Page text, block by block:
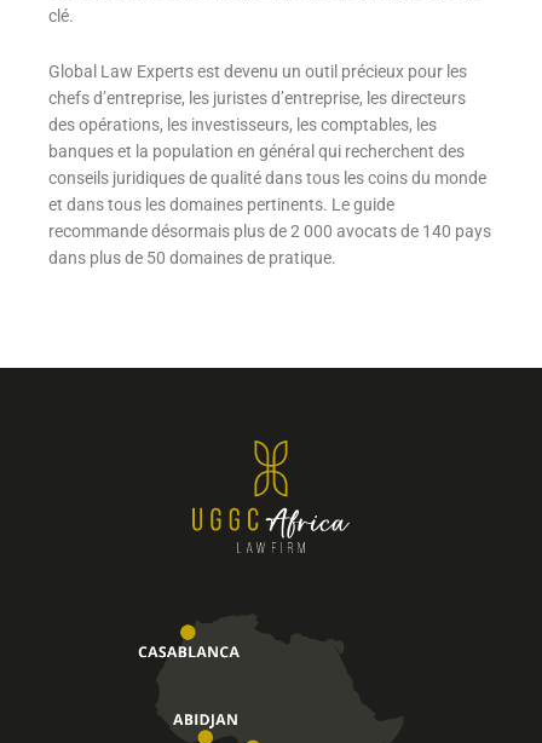
clé.
Global Law Experts est devenu un outil précieux pour les
chefs d’entreprise, les juristes d’entreprise, les directeurs
des opérations, les investisseurs, les comptables, les
banques et la population en général qui recherchent des
conseils juridiques de qualité dans tous les coins du monde
et dans tous les domaines pertinents. Le guide
recommande désormais plus de 2 000 avocats de 140 pays
dans plus de 50 domaines de pratique.